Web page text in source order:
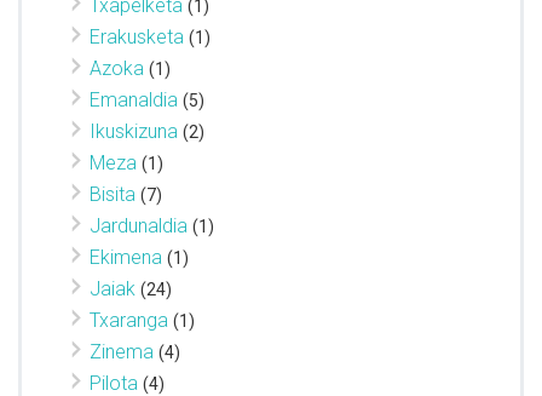
Txapelketa (1)
Erakusketa (1)
Azoka (1)
Emanaldia (5)
Ikuskizuna (2)
Meza (1)
Bisita (7)
Jardunaldia (1)
Ekimena (1)
Jaiak (24)
Txaranga (1)
Zinema (4)
Pilota (4)